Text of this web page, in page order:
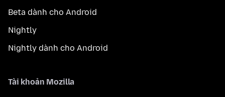
Beta dành cho Android
Nightly
Nightly dành cho Android
Tài khoản Mozilla